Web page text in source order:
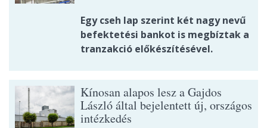
Egy cseh lap szerint két nagy nevű
befektetési bankot is megbíztak a
tranzakció előkészítésével.
Kínosan alapos lesz a Gajdos
László által bejelentett új, országos
intézkedés